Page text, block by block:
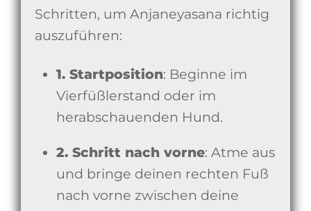
Schritten, um Anjaneyasana richtig
auszuführen:
1. Startposition: Beginne im
Vierfüßlerstand oder im
herabschauenden Hund.
2. Schritt nach vorne: Atme aus
und bringe deinen rechten Fuß
nach vorne zwischen deine